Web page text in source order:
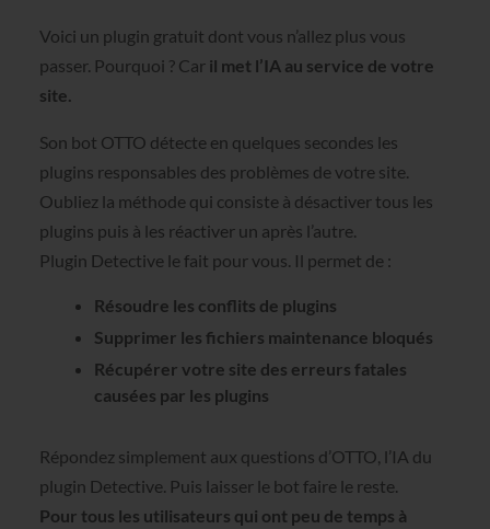
Voici un plugin gratuit dont vous n’allez plus vous
passer. Pourquoi ? Car il met l’IA au service de votre
site.
Son bot OTTO détecte en quelques secondes les
plugins responsables des problèmes de votre site.
Oubliez la méthode qui consiste à désactiver tous les
plugins puis à les réactiver un après l’autre.
Plugin Detective le fait pour vous. Il permet de :
Résoudre les conflits de plugins
Supprimer les fichiers maintenance bloqués
Récupérer votre site des erreurs fatales
causées par les plugins
Répondez simplement aux questions d’OTTO, l’IA du
plugin Detective. Puis laisser le bot faire le reste.
Pour tous les utilisateurs qui ont peu de temps à